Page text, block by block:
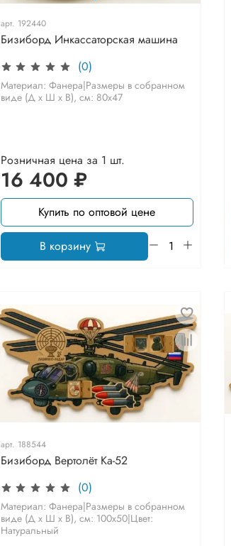
арт. 192440
Бизиборд Инкассаторская машина
(0)
Материал: Фанера|Размеры в собранном
виде (Д х Ш х В), см: 80х47
Розничная цена за 1 шт.
16 400 ₽
Купить по оптовой цене
В корзину
арт. 188544
Бизиборд Вертолёт Ка-52
(0)
Материал: Фанера|Размеры в собранном
виде (Д х Ш х В), см: 100х50|Цвет:
Натуральный